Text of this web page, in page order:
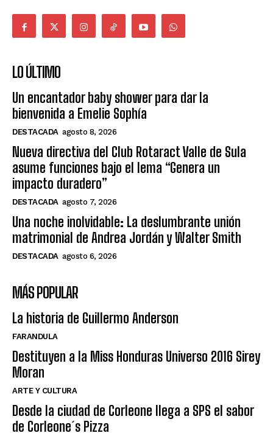
LO ÚLTIMO
Un encantador baby shower para dar la
bienvenida a Emelie Sophía
DESTACADA agosto 8, 2026
Nueva directiva del Club Rotaract Valle de Sula
asume funciones bajo el lema “Genera un
impacto duradero”
DESTACADA agosto 7, 2026
Una noche inolvidable: La deslumbrante unión
matrimonial de Andrea Jordán y Walter Smith
DESTACADA agosto 6, 2026
MÁS POPULAR
La historia de Guillermo Anderson
FARANDULA
Destituyen a la Miss Honduras Universo 2016 Sirey
Moran
ARTE Y CULTURA
Desde la ciudad de Corleone llega a SPS el sabor
de Corleone´s Pizza